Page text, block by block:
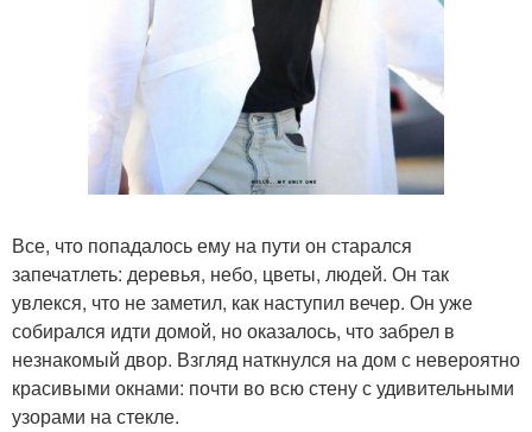
Все, что попадалось ему на пути он старался
запечатлеть: деревья, небо, цветы, людей. Он так
увлекся, что не заметил, как наступил вечер. Он уже
собирался идти домой, но оказалось, что забрел в
незнакомый двор. Взгляд наткнулся на дом с невероятно
красивыми окнами: почти во всю стену с удивительными
узорами на стекле.